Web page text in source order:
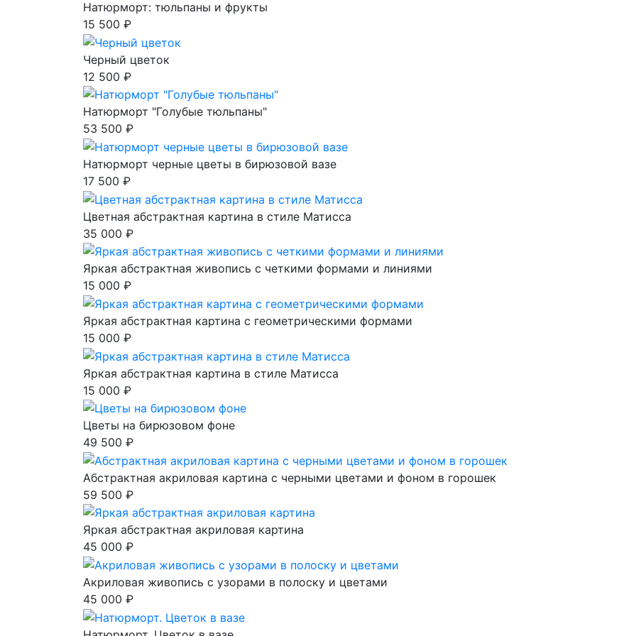
Натюрморт: тюльпаны и фрукты
15 500 ₽
Черный цветок
12 500 ₽
Натюрморт "Голубые тюльпаны"
53 500 ₽
Натюрморт черные цветы в бирюзовой вазе
17 500 ₽
Цветная абстрактная картина в стиле Матисса
35 000 ₽
Яркая абстрактная живопись с четкими формами и линиями
15 000 ₽
Яркая абстрактная картина с геометрическими формами
15 000 ₽
Яркая абстрактная картина в стиле Матисса
15 000 ₽
Цветы на бирюзовом фоне
49 500 ₽
Абстрактная акриловая картина с черными цветами и фоном в горошек
59 500 ₽
Яркая абстрактная акриловая картина
45 000 ₽
Акриловая живопись с узорами в полоску и цветами
45 000 ₽